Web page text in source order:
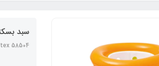
سبد
58504